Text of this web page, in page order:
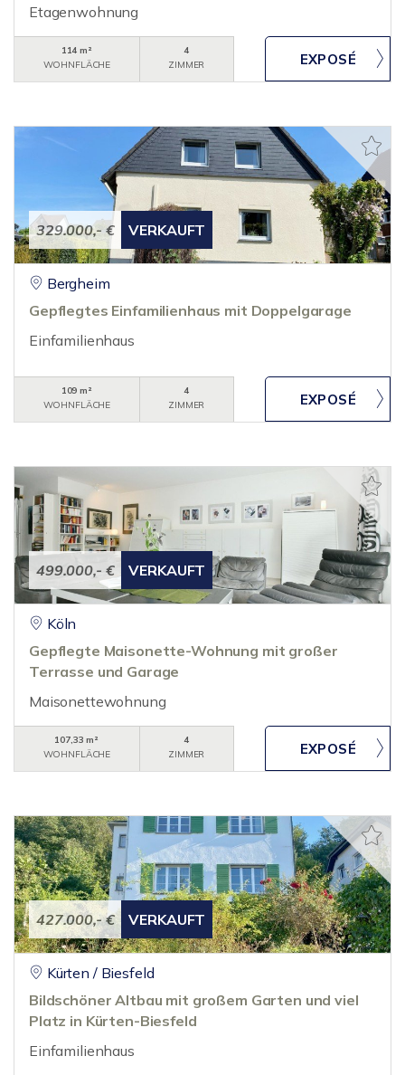
Etagenwohnung
114 m²
WOHNFLÄCHE
4
ZIMMER
329.000,- € VERKAUFT
Bergheim
Gepflegtes Einfamilienhaus mit Doppelgarage
Einfamilienhaus
109 m²
WOHNFLÄCHE
4
ZIMMER
499.000,- € VERKAUFT
Köln
Gepflegte Maisonette-Wohnung mit großer
Terrasse und Garage
Maisonettewohnung
107,33 m²
WOHNFLÄCHE
4
ZIMMER
427.000,- € VERKAUFT
Kürten / Biesfeld
Bildschöner Altbau mit großem Garten und viel
Platz in Kürten-Biesfeld
Einfamilienhaus